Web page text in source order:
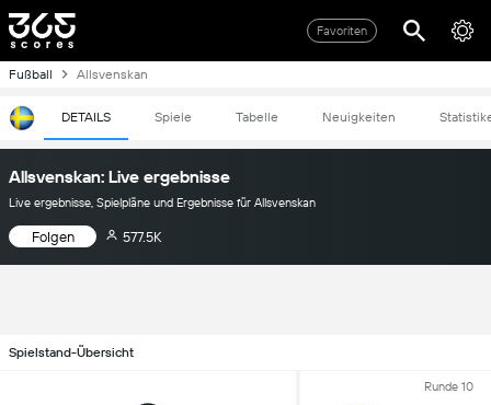
Favoriten
Fußball Allsvenskan
DETAILS Spiele Tabelle Neuigkeiten
Allsvenskan: Live ergebnisse
Live ergebnisse, Spielpläne und Ergebnisse für Allsvenskan
Folgen 577.5K
Spielstand-Übersicht
Runde 10